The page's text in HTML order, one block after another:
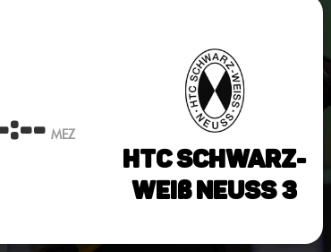
:--MEZ
HTC Schwarz-
Weiß Neuss 3